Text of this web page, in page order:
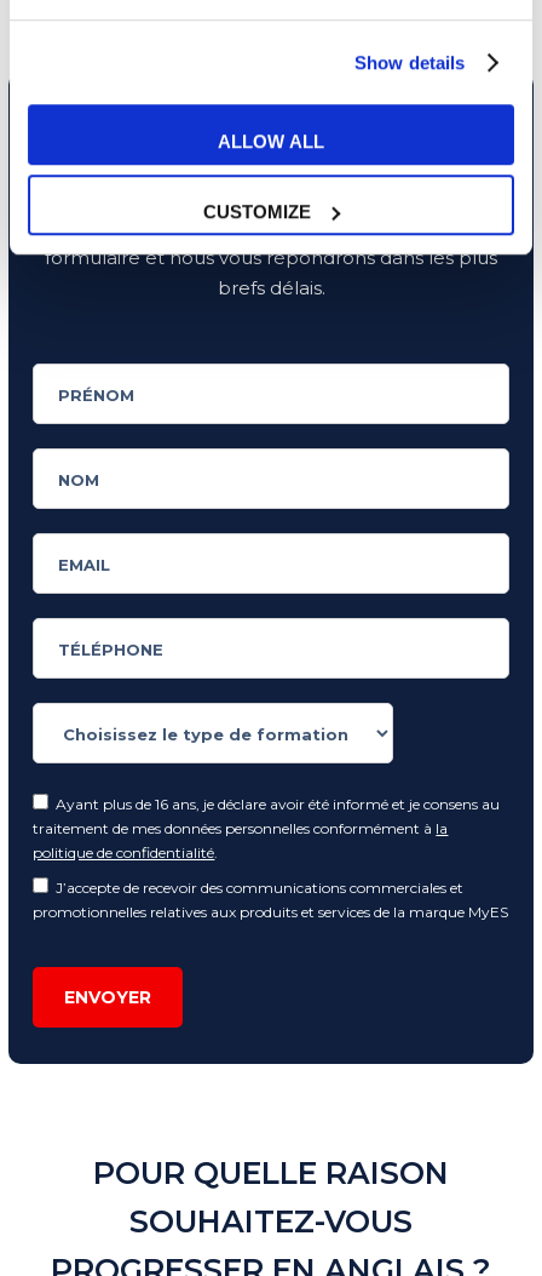
Show details
ALLOW ALL
CUSTOMIZE
personnalisé.
NOUS CONTACTER
informations ou être conseillé(e) ? Remplissez ce
formulaire et nous vous répondrons dans les plus
brefs délais.
Ayant plus de 16 ans, je déclare avoir été informé et je consens au
traitement de mes données personnelles conformément à la
politique de confidentialité.
J’accepte de recevoir des communications commerciales et
promotionnelles relatives aux produits et services de la marque MyES
ENVOYER
POUR QUELLE RAISON
SOUHAITEZ-VOUS